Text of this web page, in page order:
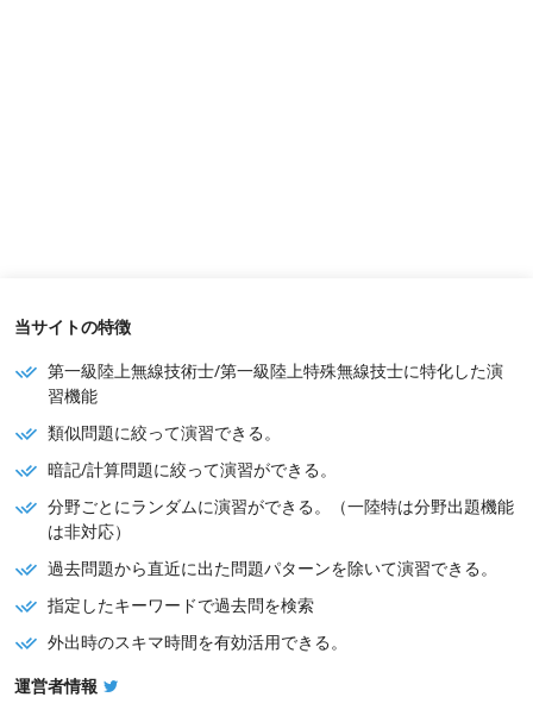
当サイトの特徴
第一級陸上無線技術士/第一級陸上特殊無線技士に特化した演
習機能
類似問題に絞って演習できる。
暗記/計算問題に絞って演習ができる。
分野ごとにランダムに演習ができる。（一陸特は分野出題機能
は非対応）
過去問題から直近に出た問題パターンを除いて演習できる。
指定したキーワードで過去問を検索
外出時のスキマ時間を有効活用できる。
運営者情報